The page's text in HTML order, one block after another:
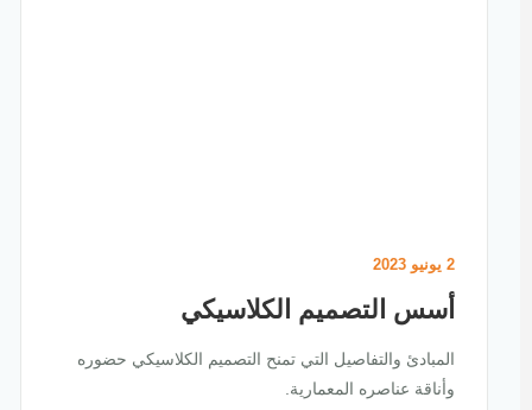
أسس التصميم الكلاسيكي
المبادئ والتفاصيل التي تمنح التصميم الكلاسيكي حضوره
وأناقة عناصره المعمارية.